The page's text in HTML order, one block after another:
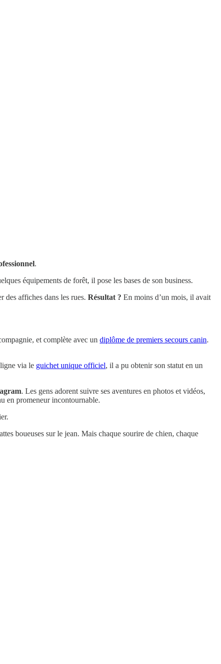
.
équipements de forêt, il pose les bases de son business.
des affiches dans les rues. Résultat ? En moins d’un mois, il avait
et complète avec un diplôme de premiers secours canin.
via le guichet unique officiel, il a pu obtenir son statut en un
. Les gens adorent suivre ses aventures en photos et vidéos,
en promeneur incontournable.
boueuses sur le jean. Mais chaque sourire de chien, chaque